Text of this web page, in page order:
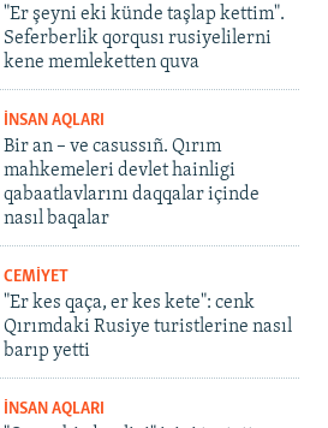
"Er şeyni eki künde taşlap kettim".
Seferberlik qorqusı rusiyelilerni
kene memleketten quva
İNSAN AQLARI
Bir an – ve casussıñ. Qırım
mahkemeleri devlet hainligi
qabaatlavlarını daqqalar içinde
nasıl baqalar
CEMİYET
"Er kes qaça, er kes kete": cenk
Qırımdaki Rusiye turistlerine nasıl
barıp yetti
İNSAN AQLARI